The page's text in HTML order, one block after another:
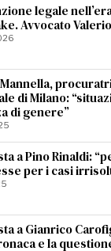
legale
Avvocato
di Milano:
di genere”
a Pino Rinaldi:
per i casi
a Gianrico
e la